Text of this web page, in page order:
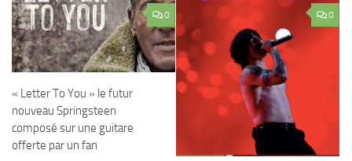
0
« Letter To You » le futur
nouveau Springsteen
composé sur une guitare
offerte par un fan
0